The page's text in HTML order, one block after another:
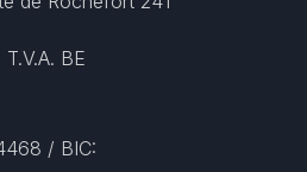
T.V.A. BE
/ BIC: